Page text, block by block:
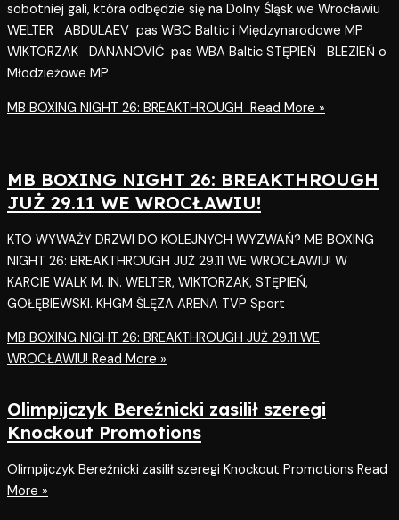
sobotniej gali, która odbędzie się na Dolny Śląsk we Wrocławiu
WELTER ABDULAEV pas WBC Baltic i Międzynarodowe MP
WIKTORZAK DANANOVIĆ pas WBA Baltic STĘPIEŃ BLEZIEŃ o
Młodzieżowe MP
MB BOXING NIGHT 26: BREAKTHROUGH Read More »
MB BOXING NIGHT 26: BREAKTHROUGH
JUŻ 29.11 WE WROCŁAWIU!
KTO WYWAŻY DRZWI DO KOLEJNYCH WYZWAŃ? MB BOXING
NIGHT 26: BREAKTHROUGH JUŻ 29.11 WE WROCŁAWIU! W
KARCIE WALK M. IN. WELTER, WIKTORZAK, STĘPIEŃ,
GOŁĘBIEWSKI. KHGM ŚLĘZA ARENA TVP Sport
MB BOXING NIGHT 26: BREAKTHROUGH JUŻ 29.11 WE
WROCŁAWIU! Read More »
Olimpijczyk Bereźnicki zasilił szeregi
Knockout Promotions
Olimpijczyk Bereźnicki zasilił szeregi Knockout Promotions Read
More »